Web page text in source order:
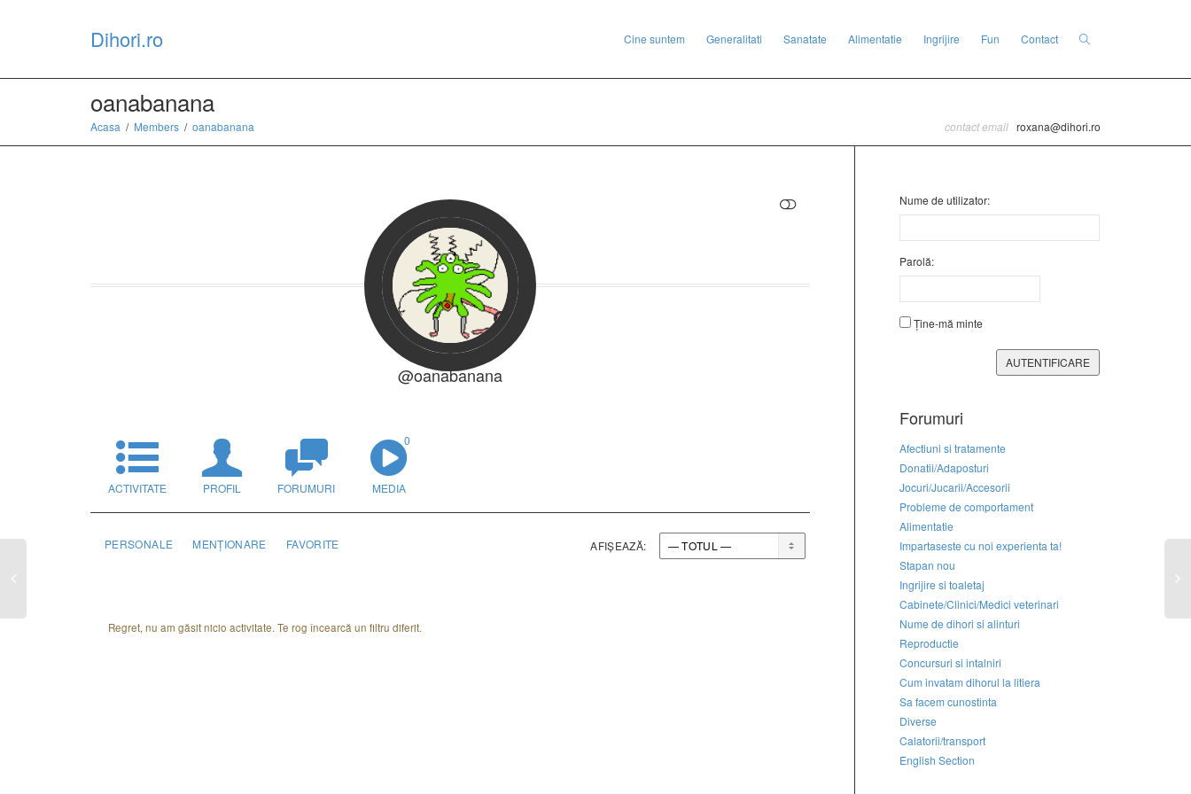
Dihori.ro Cine suntem Generalitati Sanatate Alimentatie Ingrijire Fun Contact
oanabanana
Acasa Members oanabanana contact email roxana@dihori.ro
@oanabanana
ACTIVITATE PROFIL FORUMURI MEDIA
0
PERSONALE MENȚIONARE FAVORITE AFIȘEAZĂ:
Regret, nu am găsit nicio activitate. Te rog încearcă un filtru diferit.
Nume de utilizator:
Parolă:
Ține-mă minte
AUTENTIFICARE
Forumuri
Afectiuni si tratamente
Donatii/Adaposturi
Jocuri/Jucarii/Accesorii
Probleme de comportament
Alimentatie
Impartaseste cu noi experienta ta!
Stapan nou
Ingrijire si toaletaj
Cabinete/Clinici/Medici veterinari
Nume de dihori si alinturi
Reproductie
Concursuri si intalniri
Cum invatam dihorul la litiera
Sa facem cunostinta
Diverse
Calatorii/transport
English Section